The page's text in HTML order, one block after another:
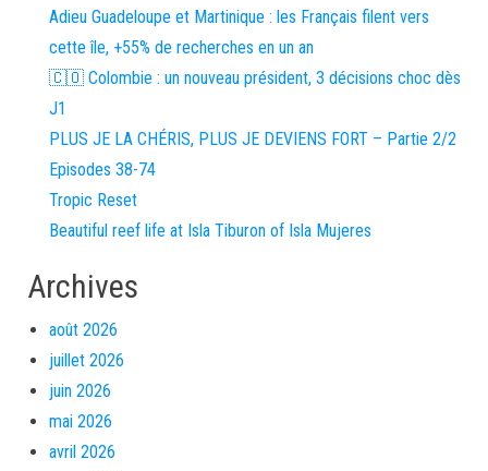
Adieu Guadeloupe et Martinique : les Français filent vers
cette île, +55% de recherches en un an
🇨🇴 Colombie : un nouveau président, 3 décisions choc dès
J1
PLUS JE LA CHÉRIS, PLUS JE DEVIENS FORT – Partie 2/2
Episodes 38-74
Tropic Reset
Beautiful reef life at Isla Tiburon of Isla Mujeres
Archives
août 2026
juillet 2026
juin 2026
mai 2026
avril 2026